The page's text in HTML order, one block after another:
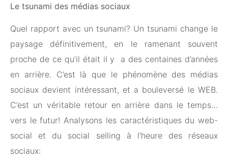
Le tsunami des médias sociaux
Quel rapport avec un tsunami? Un tsunami change le
paysage définitivement, en le ramenant souvent
proche de ce qu’il était il y a des centaines d’années
en arrière. C’est là que le phénomène des médias
sociaux devient intéressant, et a bouleversé le WEB.
C’est un véritable retour en arrière dans le temps…
vers le futur! Analysons les caractéristiques du web-
social et du social selling à l’heure des réseaux
sociaux: